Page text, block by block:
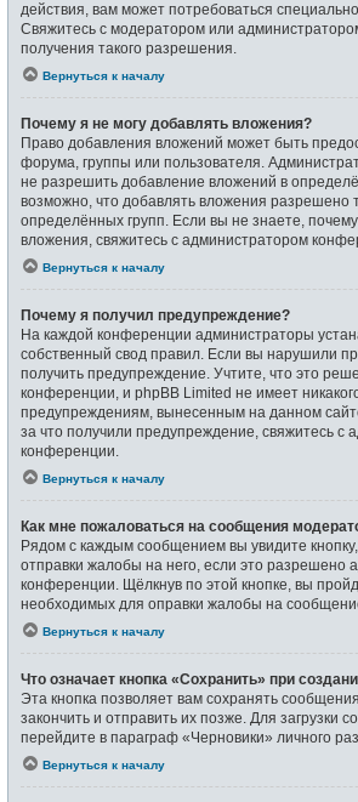
действия, вам может потребоваться
Свяжитесь с модератором или
получения такого разрешения.
Вернуться к началу
Почему я не могу добавлять вложения?
Право добавления вложений может быть
форума, группы или пользователя.
не разрешить добавление вложений в
возможно, что добавлять вложения разрешено
определённых групп. Если вы не знаете,
вложения, свяжитесь с администратором
Вернуться к началу
Почему я получил предупреждение?
На каждой конференции администраторы
собственный свод правил. Если вы нарушили
получить предупреждение. Учтите, что это
конференции, и phpBB Limited не имеет
предупреждениям, вынесенным на данном
за что получили предупреждение, свяжитесь с
конференции.
Вернуться к началу
Как мне пожаловаться на сообщения
Рядом с каждым сообщением вы увидите
отправки жалобы на него, если это разрешено
конференции. Щёлкнув по этой кнопке, вы
необходимых для оправки жалобы на
Вернуться к началу
Что означает кнопка «Сохранить» при
Эта кнопка позволяет вам сохранять
закончить и отправить их позже. Для загрузки
перейдите в параграф «Черновики» личного
Вернуться к началу